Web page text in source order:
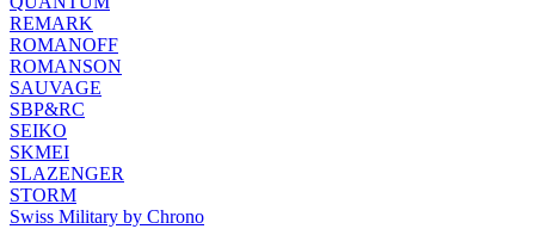
REMARK
ROMANOFF
ROMANSON
SAUVAGE
SBP&RC
SEIKO
SKMEI
SLAZENGER
STORM
Swiss Military by Chrono